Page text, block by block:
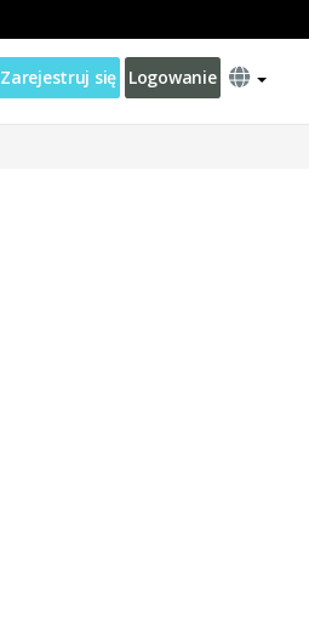
Zarejestruj się Logowanie